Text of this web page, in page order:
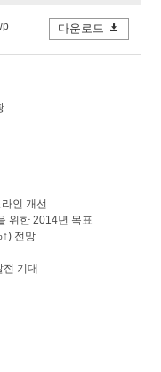
다운로드
인 개선
위한 2014년 목표
전망
기대